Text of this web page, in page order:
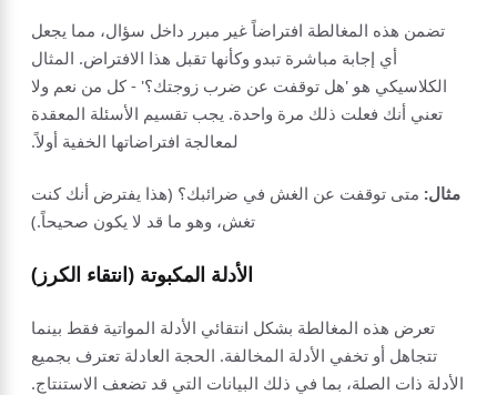
تضمن هذه المغالطة افتراضاً غير مبرر داخل سؤال، مما يجعل
أي إجابة مباشرة تبدو وكأنها تقبل هذا الافتراض. المثال
الكلاسيكي هو 'هل توقفت عن ضرب زوجتك؟' - كل من نعم ولا
تعني أنك فعلت ذلك مرة واحدة. يجب تقسيم الأسئلة المعقدة
لمعالجة افتراضاتها الخفية أولاً.
مثال: متى توقفت عن الغش في ضرائبك؟ (هذا يفترض أنك كنت
تغش، وهو ما قد لا يكون صحيحاً.)
الأدلة المكبوتة (انتقاء الكرز)
تعرض هذه المغالطة بشكل انتقائي الأدلة المواتية فقط بينما
تتجاهل أو تخفي الأدلة المخالفة. الحجة العادلة تعترف بجميع
الأدلة ذات الصلة، بما في ذلك البيانات التي قد تضعف الاستنتاج.